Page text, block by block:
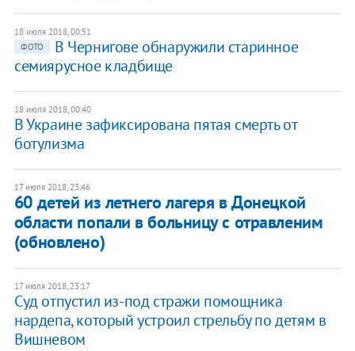
18 июля 2018, 00:51
ФОТО
В Чернигове обнаружили старинное
семиярусное кладбище
18 июля 2018, 00:40
В Украине зафиксирована пятая смерть от
ботулизма
17 июля 2018, 23:46
60 детей из летнего лагеря в Донецкой
области попали в больницу с отравленим
(обновлено)
17 июля 2018, 23:17
Суд отпустил из-под стражи помощника
нардепа, который устроил стрельбу по детям в
Вишневом